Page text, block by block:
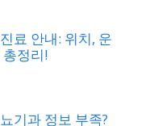
료 안내: 위치, 운
정리!
기과 정보 부족?